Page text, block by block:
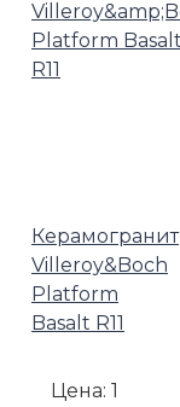
Керамогранит
Villeroy&Boch
Platform
Basalt R11
Цена:1